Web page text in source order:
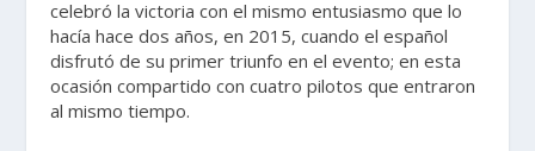
celebró la victoria con el mismo entusiasmo que lo
hacía hace dos años, en 2015, cuando el español
disfrutó de su primer triunfo en el evento; en esta
ocasión compartido con cuatro pilotos que entraron
al mismo tiempo.